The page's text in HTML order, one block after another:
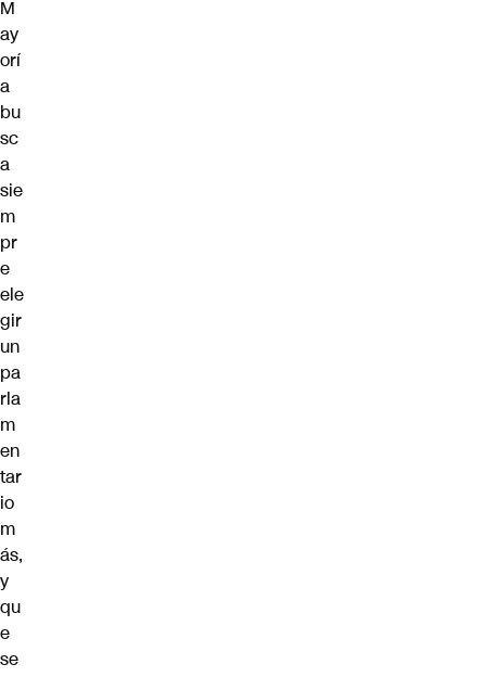
M
ay
orí
a
bu
sc
a
sie
m
pr
e
ele
gir
un
pa
rla
m
en
tar
io
m
ás,
y
qu
e
se